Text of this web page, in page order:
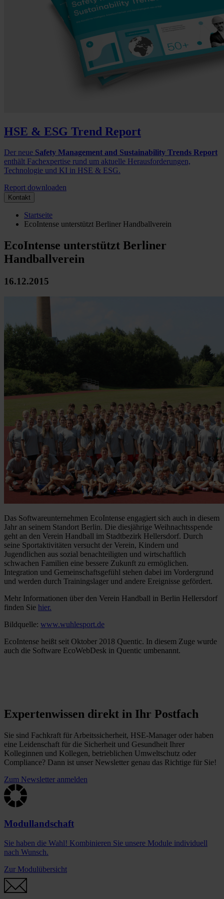
HSE & ESG Trend Report
Der neue Safety Management and Sustainability Trends Report
enthält Fachexpertise rund um aktuelle Herausforderungen,
Technologie und KI in HSE & ESG.
Report downloaden
Kontakt
Startseite
EcoIntense unterstützt Berliner Handballverein
EcoIntense unterstützt Berliner
Handballverein
16.12.2015
Das Softwareunternehmen EcoIntense engagiert sich auch in diesem
Jahr an seinem Standort Berlin. Die diesjährige Weihnachtsspende
geht an den Verein Handball im Stadtbezirk Hellersdorf. Durch
seine Sportaktivitäten versucht der Verein, Kindern und
Jugendlichen aus sozial benachteiligten und wirtschaftlich
schwachen Familien eine bessere Zukunft zu ermöglichen.
Integration und Gemeinschaftsgefühl stehen dabei im Vordergrund
und werden durch Trainingslager und andere Ereignisse gefördert.
Mehr Informationen über den Verein Handball in Berlin Hellersdorf
finden Sie hier.
Bildquelle: www.wuhlesport.de
EcoIntense heißt seit Oktober 2018 Quentic. In diesem Zuge wurde
auch die Software EcoWebDesk in Quentic umbenannt.
Expertenwissen direkt in Ihr Postfach
Sie sind Fachkraft für Arbeitssicherheit, HSE-Manager oder haben
eine Leidenschaft für die Sicherheit und Gesundheit Ihrer
Kolleginnen und Kollegen, betrieblichen Umweltschutz oder
Compliance? Dann ist unser Newsletter genau das Richtige für Sie!
Zum Newsletter anmelden
Modullandschaft
Sie haben die Wahl! Kombinieren Sie unsere Module individuell
nach Wunsch.
Zur Modulübersicht